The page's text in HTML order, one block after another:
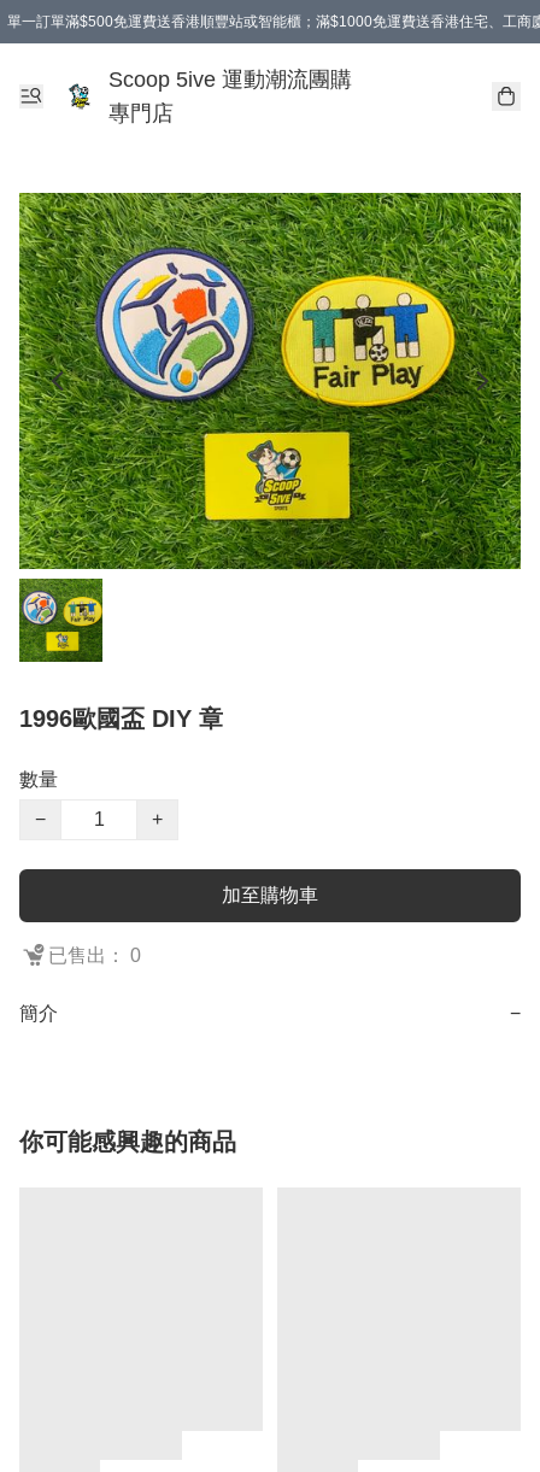
單一訂單滿$500免運費送香港順豐站或智能櫃；滿$1000免運費送香港住宅、工商
Scoop 5ive 運動潮流團購
專門店
1996歐國盃 DIY 章
數量
−
+
加至購物車
已售出： 0
簡介 −
你可能感興趣的商品